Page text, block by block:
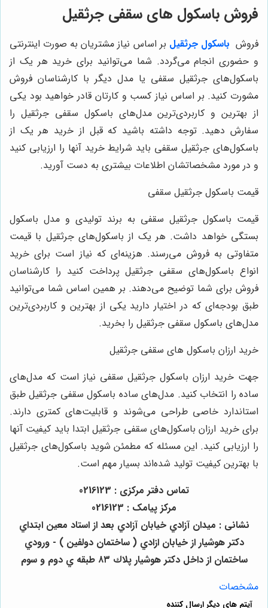
فروش باسکول های سقفی جرثقیل
فروش باسکول جرثقیل بر اساس نیاز مشتریان به صورت اینترنتی
و حضوری انجام می‌گردد. شما می‌توانید برای خرید هر یک از
باسکول‌های جرثقیل سقفی یا مدل دیگر با کارشناسان فروش
مشورت کنید. بر اساس نیاز کسب و کارتان قادر خواهید بود یکی
از بهترین و کاربردی‌ترین مدل‌های باسکول سقفی جرثقیل را
سفارش دهید. توجه داشته باشید که قبل از خرید هر یک از
باسکول‌های جرثقیل سقفی باید شرایط خرید آنها را ارزیابی کنید
و در مورد مشخصاتشان اطلاعات بیشتری به دست آورید.
قیمت باسکول جرثقیل سقفی
قیمت باسکول جرثقیل سقفی به برند تولیدی و مدل باسکول
بستگی خواهد داشت. هر یک از باسکول‌های جرثقیل با قیمت
متفاوتی به فروش می‌رسند. هزینه‌ای که نیاز است برای خرید
انواع باسکول‌های سقفی جرثقیل پرداخت کنید را کارشناسان
فروش برای شما توضیح می‌دهند. بر همین اساس شما می‌توانید
طبق بودجه‌ای که در اختیار دارید یکی از بهترین و کاربردی‌ترین
مدل‌های باسکول سقفی جرثقیل را بخرید.
خرید ارزان باسکول های سقفی جرثقیل
جهت خرید ارزان باسکول جرثقیل سقفی نیاز است که مدل‌های
ساده را انتخاب کنید. مدل‌های ساده باسکول سقفی جرثقیل طبق
استاندارد خاصی طراحی می‌شوند و قابلیت‌های کمتری دارند.
برای خرید ارزان باسکول‌های سقفی جرثقیل ابتدا باید کیفیت آنها
را ارزیابی کنید. این مسئله که مطمئن شوید باسکول‌های جرثقیل
با بهترین کیفیت تولید شده‌اند بسیار مهم است.
تماس دفتر مرکزی : 0216123
مرکز پیامک : 0216123
نشانی : ميدان آزادي خيابان آزادي بعد از استاد معين ابتداي
دكتر هوشيار از خيابان ازادي ( ساختمان دولفين ) - ورودي
ساختمان از داخل دكتر هوشيار پلاك ٨٣ طبقه ي دوم و سوم
مشخصات